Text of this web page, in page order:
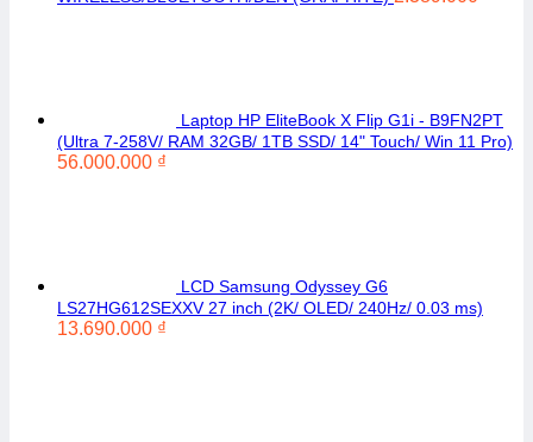
Laptop HP EliteBook X Flip G1i - B9FN2PT
(Ultra 7-258V/ RAM 32GB/ 1TB SSD/ 14" Touch/ Win 11 Pro)
56.000.000 ₫
LCD Samsung Odyssey G6
LS27HG612SEXXV 27 inch (2K/ OLED/ 240Hz/ 0.03 ms)
13.690.000 ₫